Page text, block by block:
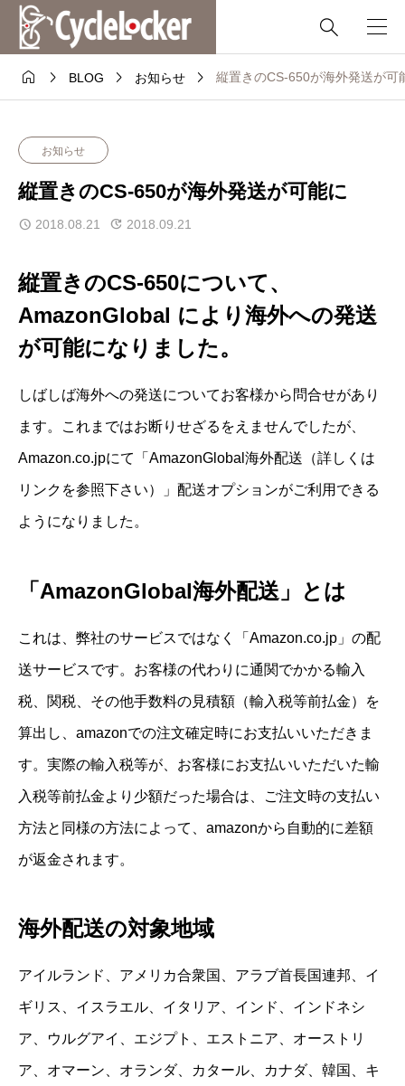

  BLOG  お知らせ  縦置きのCS-650が海外発送が可
お知らせ
縦置きのCS-650が海外発送が可能に
2018.08.21 2018.09.21
縦置きのCS-650について、
AmazonGlobal により海外への発送
が可能になりました。
しばしば海外への発送についてお客様から問合せがあり
ます。これまではお断りせざるをえませんでしたが、
Amazon.co.jpにて「 AmazonGlobal海外配送 （詳しくは
リンクを参照下さい）」配送オプションがご利用できる
ようになりました。
「AmazonGlobal海外配送」とは
これは、弊社のサービスではなく「Amazon.co.jp」の配
送サービスです。お客様の代わりに通関でかかる輸入
税、関税、その他手数料の見積額（輸入税等前払金）を
算出し、amazonでの注文確定時にお支払いいただきま
す。実際の輸入税等が、お客様にお支払いいただいた輸
入税等前払金より少額だった場合は、ご注文時の支払い
方法と同様の方法によって、amazonから自動的に差額
が返金されます。
海外配送の対象地域
アイルランド、アメリカ合衆国、アラブ首長国連邦、イ
ギリス、イスラエル、イタリア、インド、インドネシ
ア、ウルグアイ、エジプト、エストニア、オーストリ
ア、オマーン、オランダ、カタール、カナダ、韓国、キ